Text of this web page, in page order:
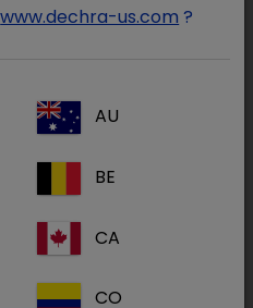
das Trinkwasser
www.dechra-us.com ?
AU
BE
CA
CO